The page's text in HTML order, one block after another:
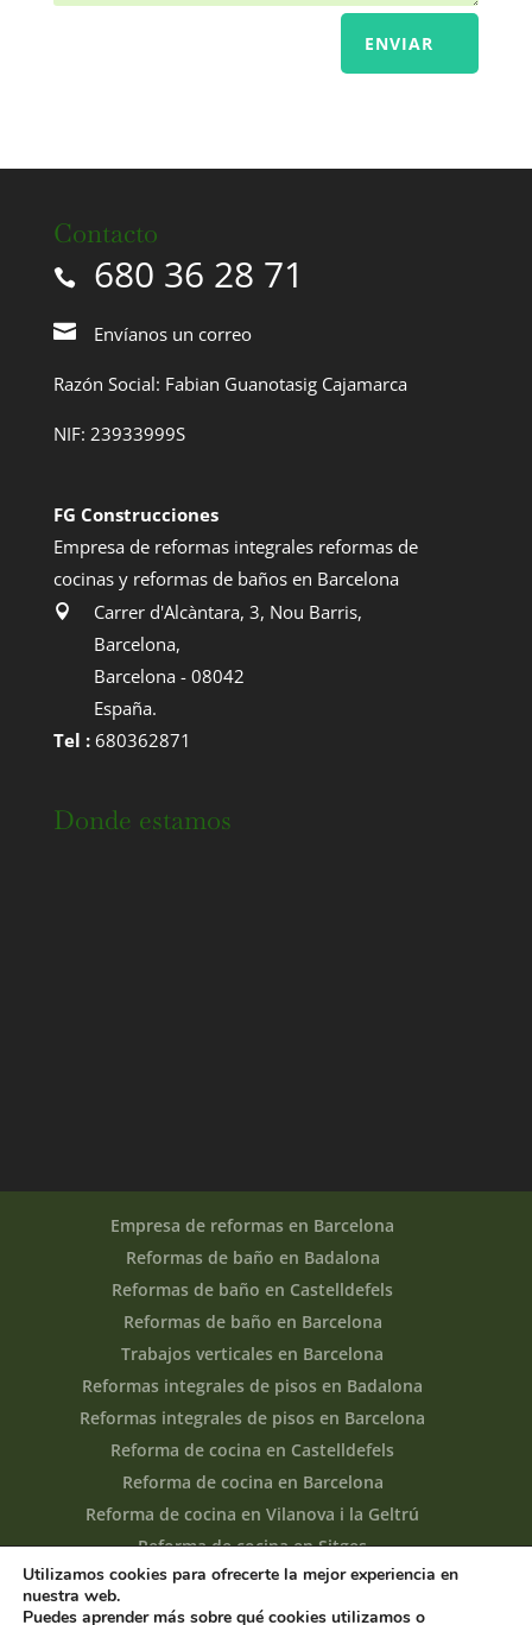
ENVIAR
Contacto
680 36 28 71
Envíanos un correo
Razón Social: Fabian Guanotasig Cajamarca
NIF: 23933999S
FG Construcciones
Empresa de reformas integrales reformas de
cocinas y reformas de baños en Barcelona
Carrer d'Alcàntara, 3, Nou Barris,
Barcelona,
Barcelona- 08042
España.
Tel : 680362871
Donde estamos
Empresa de reformas en Barcelona
Reformas de baño en Badalona
Reformas de baño en Castelldefels
Reformas de baño en Barcelona
Trabajos verticales en Barcelona
Reformas integrales de pisos en Badalona
Reformas integrales de pisos en Barcelona
Reforma de cocina en Castelldefels
Reforma de cocina en Barcelona
Reforma de cocina en Vilanova i la Geltrú
Reforma de cocina en Sitges
Utilizamos cookies para ofrecerte la mejor experiencia en
nuestra web.
Puedes aprender más sobre qué cookies utilizamos o